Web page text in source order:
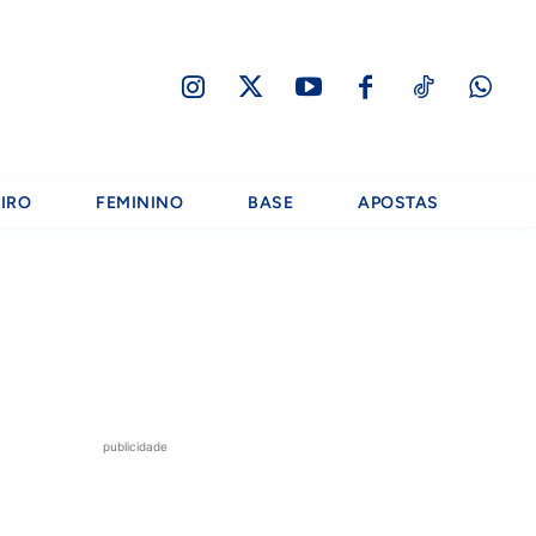
FEMININO BASE APOSTAS
publicidade